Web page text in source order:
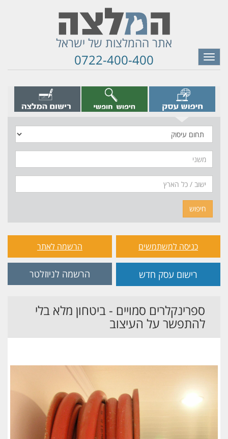
אתר ההמלצות של ישראל
0722-400-400
Toggle
navigation
עיסוק
חיפוש
כניסה למשתמשים הרשמה לאתר
רישום עסק חדש הרשמה לניוזלטר
ספרינקלרים סמויים - ביטחון מלא בלי
להתפשר על העיצוב